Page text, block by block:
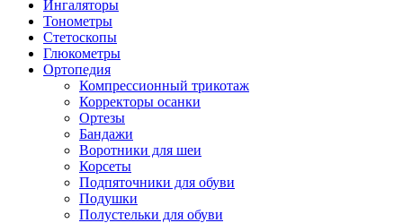
Ингаляторы
Тонометры
Стетоскопы
Глюкометры
Ортопедия
Компрессионный трикотаж
Корректоры осанки
Ортезы
Бандажи
Воротники для шеи
Корсеты
Подпяточники для обуви
Подушки
Полустельки для обуви